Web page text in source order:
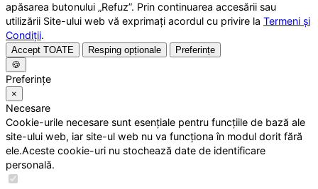
apăsarea butonului „Refuz”. Prin continuarea accesării sau
utilizării Site-ului web vă exprimați acordul cu privire la Termeni și
Condiții.
Accept TOATE Resping opționale
Preferințe
🍪
Preferințe
×
Necesare
Cookie-urile necesare sunt esențiale pentru funcțiile de bază ale
site-ului web, iar site-ul web nu va funcționa în modul dorit fără
ele.Aceste cookie-uri nu stochează date de identificare
personală.